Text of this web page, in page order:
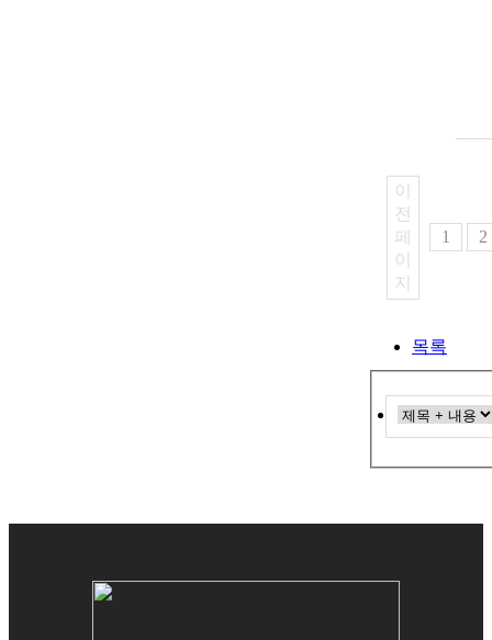
이
전
페
이
지
1 2
목록